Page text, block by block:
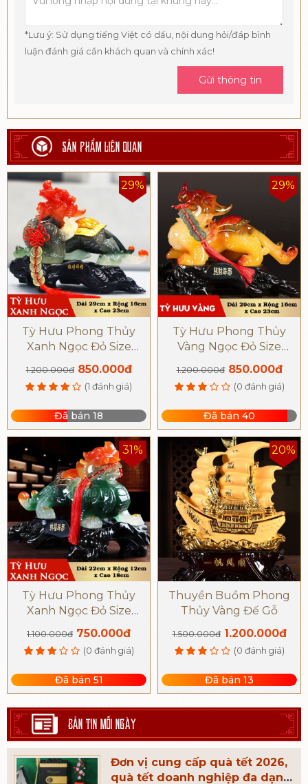
*Lưu ý: Sử dụng tiếng Việt có dấu, nội dung hỏi/đáp bình
luận đánh giá cần khách quan và chính xác!
Gửi thông tin
SẢN PHẨM LIÊN QUAN
29%
Tỳ Hưu Phong Thủy
Xanh Ngọc Đỏ Size
1.200.000đ 850.000đ
(1 đánh giá)
Đã bán 18
29%
Tỳ Hưu Phong Thủy
Vàng Ngọc Đỏ Size
1.200.000đ 850.000đ
(0 đánh giá)
Đã bán 40
31%
Tỳ Hưu Phong Thủy
Xanh Ngọc Đỏ Size
22cm
1.100.000đ 750.000đ
(0 đánh giá)
Đã bán 51
20%
Thuyền Buồm Phong
Thủy Vàng Đế Gỗ
1.500.000đ 1.200.000đ
(0 đánh giá)
Đã bán 13
BẢN TIN MỖI NGÀY
Đơn vị cung cấp quà tết 2026,
quà tết doanh nghiệp đa dạng